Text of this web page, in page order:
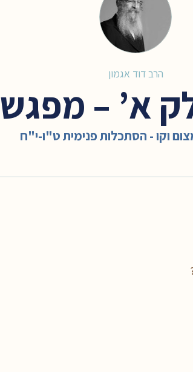
הרב דוד אגמון
א’ – מפגש
וקו - הסתכלות פנימית ט"ו-י"ח